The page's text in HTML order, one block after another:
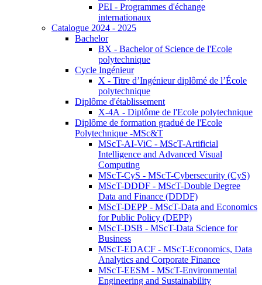
PEI - Programmes d'échange
internationaux
Catalogue 2024 - 2025
Bachelor
BX - Bachelor of Science de l'Ecole
polytechnique
Cycle Ingénieur
X - Titre d’Ingénieur diplômé de l’École
polytechnique
Diplôme d'établissement
X-4A - Diplôme de l'Ecole polytechnique
Diplôme de formation gradué de l'Ecole
Polytechnique -MSc&T
MScT-AI-ViC - MScT-Artificial
Intelligence and Advanced Visual
Computing
MScT-CyS - MScT-Cybersecurity (CyS)
MScT-DDDF - MScT-Double Degree
Data and Finance (DDDF)
MScT-DEPP - MScT-Data and Economics
for Public Policy (DEPP)
MScT-DSB - MScT-Data Science for
Business
MScT-EDACF - MScT-Economics, Data
Analytics and Corporate Finance
MScT-EESM - MScT-Environmental
Engineering and Sustainability